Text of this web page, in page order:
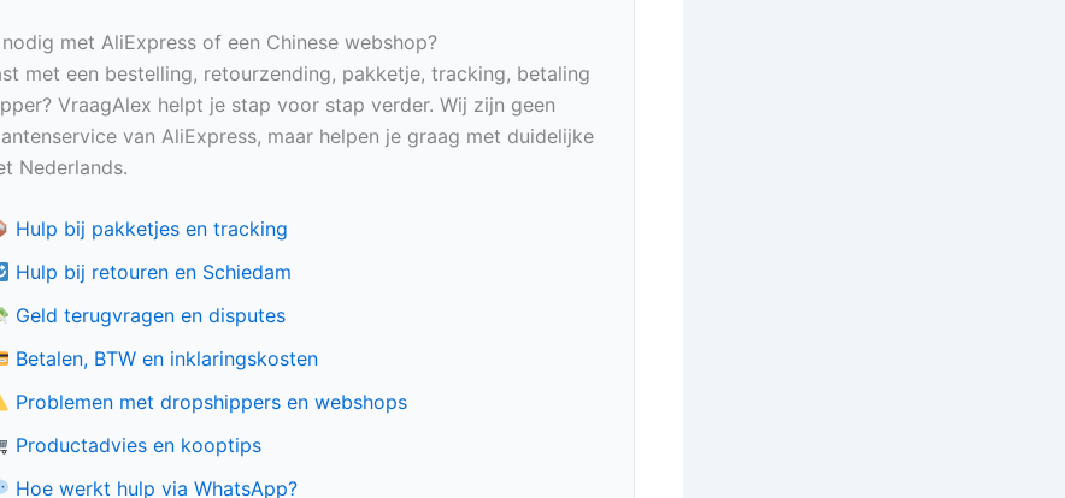
met AliExpress of een Chinese webshop?
met een bestelling, retourzending, pakketje, tracking, betaling
VraagAlex helpt je stap voor stap verder. Wij zijn geen
van AliExpress, maar helpen je graag met duidelijke
Nederlands.
Hulp bij pakketjes en tracking
Hulp bij retouren en Schiedam
Geld terugvragen en disputes
Betalen, BTW en inklaringskosten
Problemen met dropshippers en webshops
Productadvies en kooptips
Hoe werkt hulp via WhatsApp?